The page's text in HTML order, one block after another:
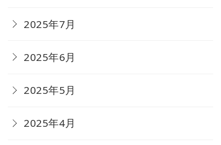
2025年7月
2025年6月
2025年5月
2025年4月